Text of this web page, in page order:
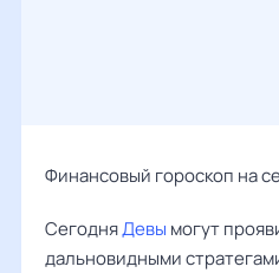
Финансовый гороскоп на
СегодняДевы могут
дальновидными